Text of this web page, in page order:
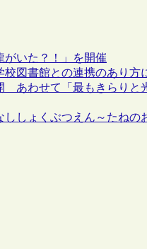
がいた？！」を開催
図書館との連携のあり方
あわせて「最もきらりと
しょくぶつえん～たねの